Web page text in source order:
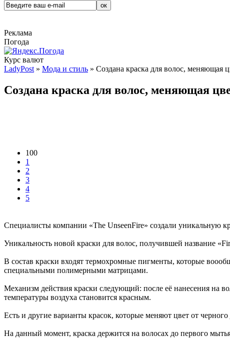
Реклама
Погода
Курс валют
LadyPost » Мода и стиль » Создана краска для волос, меняющая
Создана краска для волос, меняющая
100
1
2
3
4
5
Специалисты компании «The UnseenFire» создали уникальную
Уникальность новой краски для волос, получившей название
В состав краски входят термохромные пигменты, которые
специальными полимерными матрицами.
Механизм действия краски следующий: после её нанесения на
температуры воздуха становится красным.
Есть и другие варианты красок, которые меняют цвет от
На данный момент, краска держится на волосах до первого